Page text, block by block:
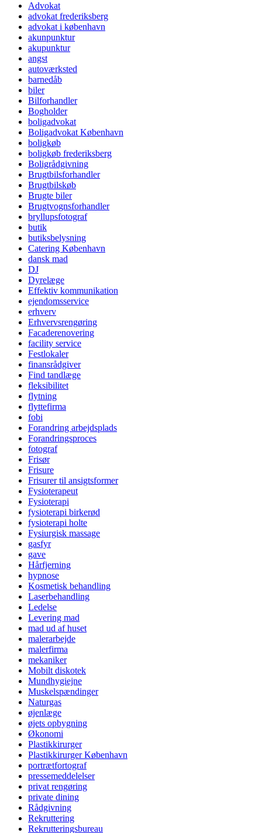
Advokat
advokat frederiksberg
advokat i københavn
akunpunktur
akupunktur
angst
autoværksted
barnedåb
biler
Bilforhandler
Bogholder
boligadvokat
Boligadvokat København
boligkøb
boligkøb frederiksberg
Boligrådgivning
Brugtbilsforhandler
Brugtbilskøb
Brugte biler
Brugtvognsforhandler
bryllupsfotograf
butik
butiksbelysning
Catering København
dansk mad
DJ
Dyrelæge
Effektiv kommunikation
ejendomsservice
erhverv
Erhvervsrengøring
Facaderenovering
facility service
Festlokaler
finansrådgiver
Find tandlæge
fleksibilitet
flytning
flyttefirma
fobi
Forandring arbejdsplads
Forandringsproces
fotograf
Frisør
Frisure
Frisurer til ansigtsformer
Fysioterapeut
Fysioterapi
fysioterapi birkerød
fysioterapi holte
Fysiurgisk massage
gasfyr
gave
Hårfjerning
hypnose
Kosmetisk behandling
Laserbehandling
Ledelse
Levering mad
mad ud af huset
malerarbejde
malerfirma
mekaniker
Mobilt diskotek
Mundhygiejne
Muskelspændinger
Naturgas
øjenlæge
øjets opbygning
Økonomi
Plastikkirurger
Plastikkirurger København
portrætfortograf
pressemeddelelser
privat rengøring
private dining
Rådgivning
Rekruttering
Rekrutteringsbureau